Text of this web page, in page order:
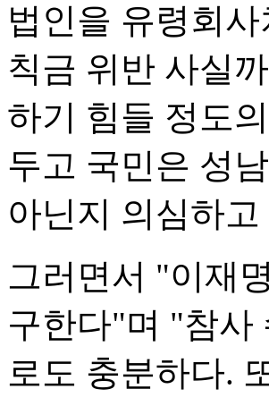
법인을 유령회
칙금 위반 사실
하기 힘들 정도
두고 국민은 성
아닌지 의심하
그러면서 "이재
구한다"며 "참사
로도 충분하다.